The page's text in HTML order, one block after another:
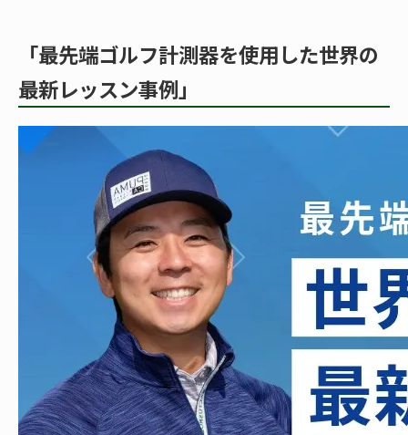
「最先端ゴルフ計測器を使用した世界の
最新レッスン事例」